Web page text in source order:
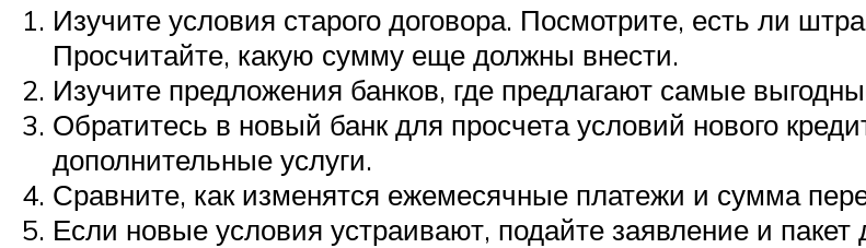
Изучите условия старого договора. Посмотрите, есть ли
Просчитайте, какую сумму еще должны внести.
Изучите предложения банков, где предлагают самые
Обратитесь в новый банк для просчета условий нового
дополнительные услуги.
Сравните, как изменятся ежемесячные платежи и сумма
Если новые условия устраивают, подайте заявление и пакет